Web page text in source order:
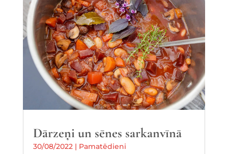
Dārzeņi un sēnes sarkanvīnā
30/08/2022| Pamatēdieni